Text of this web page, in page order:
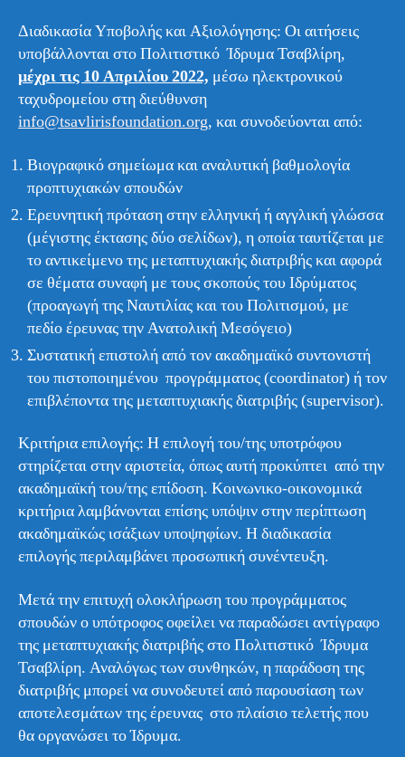
Διαδικασία Υποβολής και Αξιολόγησης: Οι αιτήσεις
υποβάλλονται στο Πολιτιστικό Ίδρυμα Τσαβλίρη,
μέχρι τις 10 Απριλίου 2022, μέσω ηλεκτρονικού
ταχυδρομείου στη διεύθυνση
info@tsavlirisfoundation.org, και συνοδεύονται από:
Βιογραφικό σημείωμα και αναλυτική βαθμολογία
προπτυχιακών σπουδών
Ερευνητική πρόταση στην ελληνική ή αγγλική γλώσσα
(μέγιστης έκτασης δύο σελίδων), η οποία ταυτίζεται με
το αντικείμενο της μεταπτυχιακής διατριβής και αφορά
σε θέματα συναφή με τους σκοπούς του Ιδρύματος
(προαγωγή της Ναυτιλίας και του Πολιτισμού, με
πεδίο έρευνας την Ανατολική Μεσόγειο)
Συστατική επιστολή από τον ακαδημαϊκό συντονιστή
του πιστοποιημένου προγράμματος (coordinator) ή τον
επιβλέποντα της μεταπτυχιακής διατριβής (supervisor).
Κριτήρια επιλογής: Η επιλογή του/της υποτρόφου
στηρίζεται στην αριστεία, όπως αυτή προκύπτει από την
ακαδημαϊκή του/της επίδοση. Κοινωνικο-οικονομικά
κριτήρια λαμβάνονται επίσης υπόψιν στην περίπτωση
ακαδημαϊκώς ισάξιων υποψηφίων. Η διαδικασία
επιλογής περιλαμβάνει προσωπική συνέντευξη.
Μετά την επιτυχή ολοκλήρωση του προγράμματος
σπουδών ο υπότροφος οφείλει να παραδώσει αντίγραφο
της μεταπτυχιακής διατριβής στο Πολιτιστικό Ίδρυμα
Τσαβλίρη. Αναλόγως των συνθηκών, η παράδοση της
διατριβής μπορεί να συνοδευτεί από παρουσίαση των
αποτελεσμάτων της έρευνας στο πλαίσιο τελετής που
θα οργανώσει το Ίδρυμα.